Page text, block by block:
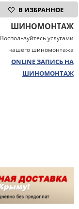
В ИЗБРАННОЕ
ШИНОМОНТАЖ
Воспользуйтесь услугами
нашего шиномонтажа
ONLINE ЗАПИСЬ НА
ШИНОМОНТАЖ